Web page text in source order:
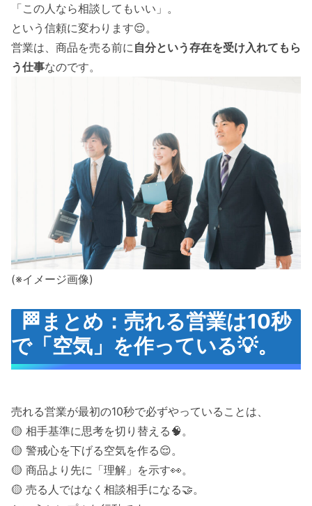
「この人なら相談してもいい」。
という信頼に変わります😌。
営業は、商品を売る前に 自分という存在を受け入れてもら
う仕事なのです。
(※イメージ画像)
🏁まとめ：売れる営業は10秒
で「空気」を作っている💡。
売れる営業が最初の10秒で必ずやっていることは、
🟡 相手基準に思考を切り替える🧠。
🟡 警戒心を下げる空気を作る😌。
🟡 商品より先に「理解」を示す👀。
🟡 売る人ではなく相談相手になる🤝。